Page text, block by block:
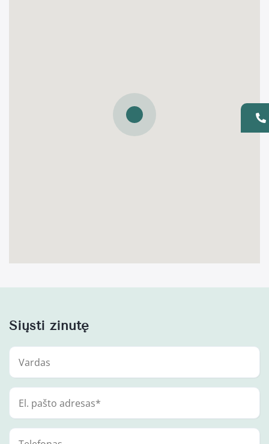
Siųsti žinutę